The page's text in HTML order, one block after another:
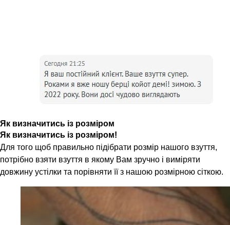
Як визначитись із розміром
Як визначитись із розміром!
Для того щоб правильно підібрати розмір нашого взуття,
потрібно взяти взуття в якому Вам зручно і виміряти
довжину устілки та порівняти її з нашою розмірною сіткою.